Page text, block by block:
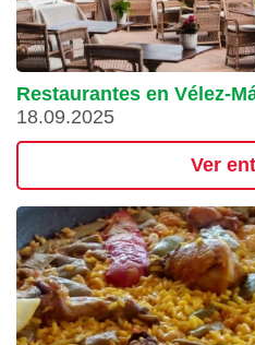
Restaurantes en Vélez-
18.09.2025
Ver